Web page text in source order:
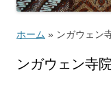
ホーム » ンガウェン
ンガウェン寺